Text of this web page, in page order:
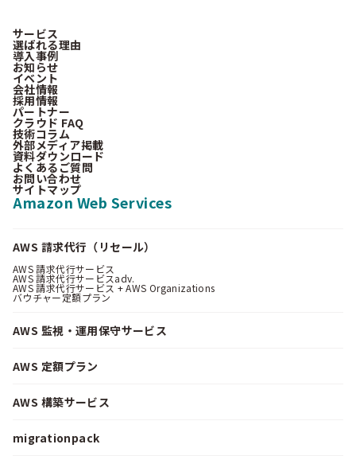
サービス
選ばれる理由
導入事例
お知らせ
イベント
会社情報
採用情報
パートナー
クラウド FAQ
技術コラム
外部メディア掲載
資料ダウンロード
よくあるご質問
お問い合わせ
サイトマップ
Amazon Web Services
AWS 請求代行（リセール）
AWS 請求代行サービス
AWS 請求代行サービスadv.
AWS 請求代行サービス + AWS Organizations
バウチャー定額プラン
AWS 監視・運用保守サービス
AWS 定額プラン
AWS 構築サービス
migrationpack